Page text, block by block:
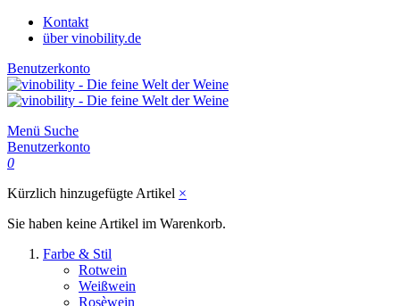
Kontakt
über vinobility.de
Benutzerkonto
Menü Suche
Benutzerkonto
0
Kürzlich hinzugefügte Artikel ×
Sie haben keine Artikel im Warenkorb.
Farbe & Stil
Rotwein
Weißwein
Rosèwein